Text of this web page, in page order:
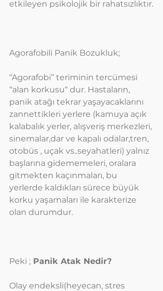
etkileyen psikolojik bir rahatsızlıktır.
Agorafobili Panik Bozukluk;
‘‘Agorafobi’’ teriminin tercümesi
‘‘alan korkusu“ dur. Hastaların,
panik atağı tekrar yaşayacaklarını
zannettikleri yerlere (kamuya açık
kalabalık yerler, alışveriş merkezleri,
sinemalar,dar ve kapalı odalar,tren,
otobüs , uçak vs..seyahatleri) yalnız
başlarına gidememeleri, oralara
gitmekten kaçınmaları, bu
yerlerde kaldıkları sürece büyük
korku yaşamaları ile karakterize
olan durumdur.
Peki ; Panik Atak Nedir?
Olay endeksli(heyecan, stres